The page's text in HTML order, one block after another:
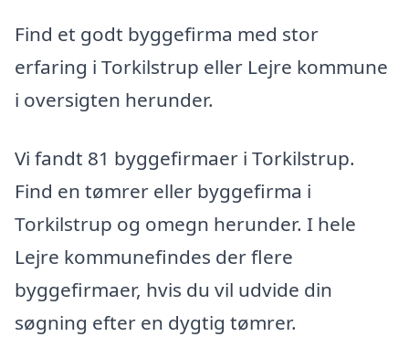
Find et godt byggefirma med stor
erfaring i Torkilstrup eller Lejre kommune
i oversigten herunder.
Vi fandt 81 byggefirmaer i Torkilstrup.
Find en tømrer eller byggefirma i
Torkilstrup og omegn herunder. I hele
Lejre kommunefindes der flere
byggefirmaer, hvis du vil udvide din
søgning efter en dygtig tømrer.